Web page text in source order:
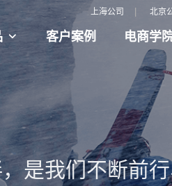
上海公司 北京
客户案例 电商学
是我们不断前